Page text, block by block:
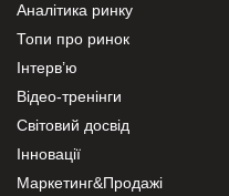
Аналітика ринку
Топи про ринок
Інтерв’ю
Відео-тренінги
Світовий досвід
Інновації
Маркетинг&Продажі